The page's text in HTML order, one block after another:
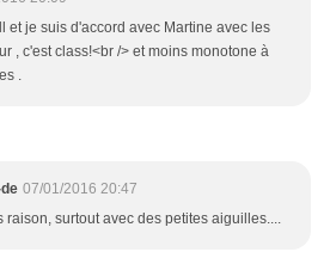
et je suis d'accord avec Martine avec les
, c'est class!<br /> et moins monotone à
.
07/01/2016 20:47
raison, surtout avec des petites aiguilles....